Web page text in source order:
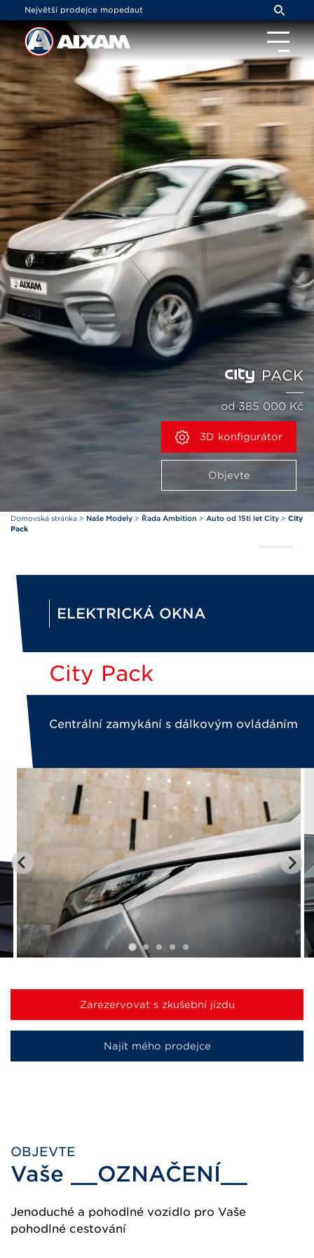
Největší prodejce mopedaut
PACK
od 385 000 Kč
3D konfigurátor
Objevte
Domovská stránka > Naše Modely > Řada Ambition > Auto od 15ti let City > City
Pack
ELEKTRICKÁ OKNA
City Pack
Centrální zamykání s dálkovým ovládáním
Zarezervovat s zkušební jízdu
Najít mého prodejce
OBJEVTE
Vaše __OZNAČENÍ__
Jenoduché a pohodlné vozidlo pro Vaše
pohodlné cestování
Panel pro správu cookies